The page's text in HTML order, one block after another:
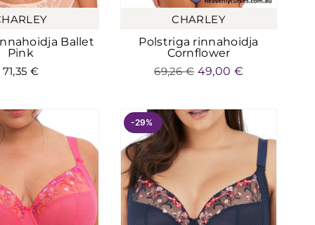
Ballet
Pink
71,35 €
CHARLEY
Polstriga rinnahoidja
Cornflower
69,26€ 49,00 €
-29%